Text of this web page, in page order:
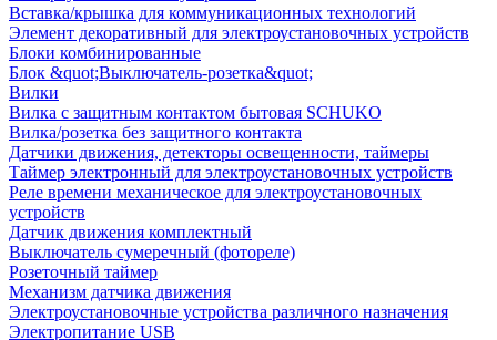
Вставка/крышка для коммуникационных технологий
Элемент декоративный для электроустановочных устройств
Блоки комбинированные
Блок &quot;Выключатель-розетка&quot;
Вилки
Вилка с защитным контактом бытовая SCHUKO
Вилка/розетка без защитного контакта
Датчики движения, детекторы освещенности, таймеры
Таймер электронный для электроустановочных устройств
Реле времени механическое для электроустановочных
устройств
Датчик движения комплектный
Выключатель сумеречный (фотореле)
Розеточный таймер
Механизм датчика движения
Электроустановочные устройства различного назначения
Электропитание USB